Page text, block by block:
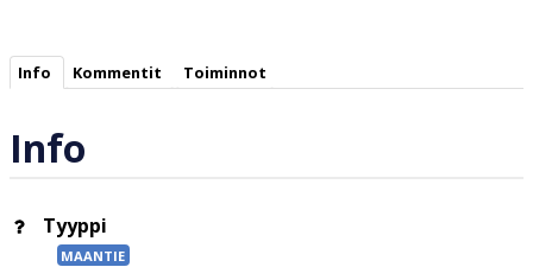
Info Kommentit Toiminnot
Info
Tyyppi
MAANTIE